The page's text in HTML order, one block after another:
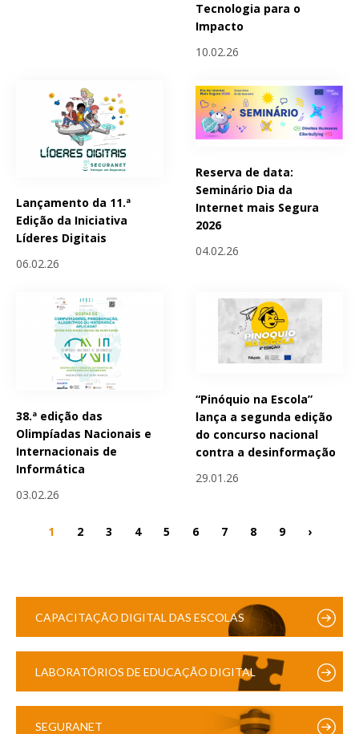
Tecnologia para o
Impacto
10.02.26
Lançamento da 11.ª
Edição da Iniciativa
Líderes Digitais
06.02.26
Reserva de data:
Seminário Dia da
Internet mais Segura
2026
04.02.26
38.ª edição das
Olimpíadas Nacionais e
Internacionais de
Informática
03.02.26
“Pinóquio na Escola”
lança a segunda edição
do concurso nacional
contra a desinformação
29.01.26
1 2 3 4 5 6 7 8 9 ›
CAPACITAÇÃO DIGITAL DAS ESCOLAS
LABORATÓRIOS DE EDUCAÇÃO DIGITAL
SEGURANET